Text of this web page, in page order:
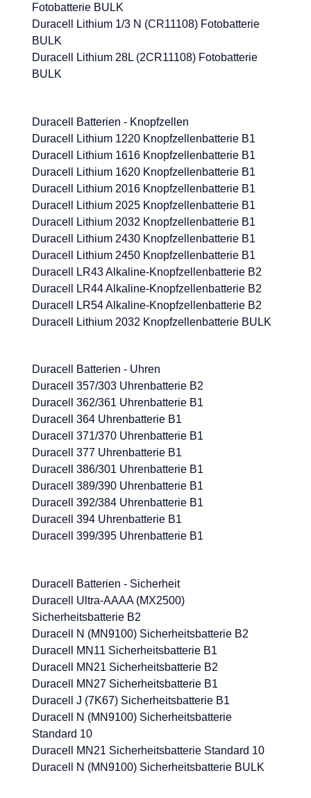
Fotobatterie BULK
Duracell Lithium 1/3 N (CR11108) Fotobatterie
BULK
Duracell Lithium 28L (2CR11108) Fotobatterie
BULK
Duracell Batterien - Knopfzellen
Duracell Lithium 1220 Knopfzellenbatterie B1
Duracell Lithium 1616 Knopfzellenbatterie B1
Duracell Lithium 1620 Knopfzellenbatterie B1
Duracell Lithium 2016 Knopfzellenbatterie B1
Duracell Lithium 2025 Knopfzellenbatterie B1
Duracell Lithium 2032 Knopfzellenbatterie B1
Duracell Lithium 2430 Knopfzellenbatterie B1
Duracell Lithium 2450 Knopfzellenbatterie B1
Duracell LR43 Alkaline-Knopfzellenbatterie B2
Duracell LR44 Alkaline-Knopfzellenbatterie B2
Duracell LR54 Alkaline-Knopfzellenbatterie B2
Duracell Lithium 2032 Knopfzellenbatterie BULK
Duracell Batterien - Uhren
Duracell 357/303 Uhrenbatterie B2
Duracell 362/361 Uhrenbatterie B1
Duracell 364 Uhrenbatterie B1
Duracell 371/370 Uhrenbatterie B1
Duracell 377 Uhrenbatterie B1
Duracell 386/301 Uhrenbatterie B1
Duracell 389/390 Uhrenbatterie B1
Duracell 392/384 Uhrenbatterie B1
Duracell 394 Uhrenbatterie B1
Duracell 399/395 Uhrenbatterie B1
Duracell Batterien - Sicherheit
Duracell Ultra-AAAA (MX2500)
Sicherheitsbatterie B2
Duracell N (MN9100) Sicherheitsbatterie B2
Duracell MN11 Sicherheitsbatterie B1
Duracell MN21 Sicherheitsbatterie B2
Duracell MN27 Sicherheitsbatterie B1
Duracell J (7K67) Sicherheitsbatterie B1
Duracell N (MN9100) Sicherheitsbatterie
Standard 10
Duracell MN21 Sicherheitsbatterie Standard 10
Duracell N (MN9100) Sicherheitsbatterie BULK